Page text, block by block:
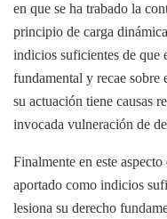
en que se ha trabado la
principio de carga
indicios suficientes de que
fundamental y recae sobre
su actuación tiene causas
invocada vulneración de
Finalmente en este
aportado como indicios
lesiona su derecho